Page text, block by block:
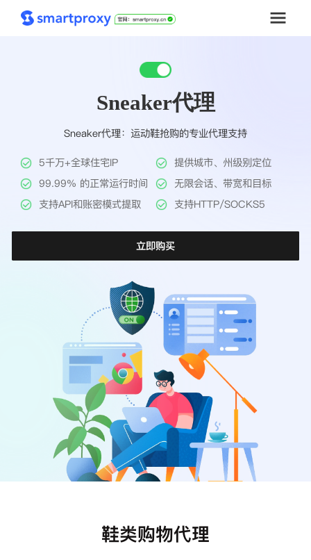
工具
帮助中心
Sneaker代理
Sneaker代理：运动鞋抢购的专业代理支持
5千万+全球住宅IP
提供城市、州级别定位
99.99% 的正常运行时间
无限会话、带宽和目标
支持API和账密模式提取
支持HTTP/SOCKS5
立即购买
鞋类购物代理